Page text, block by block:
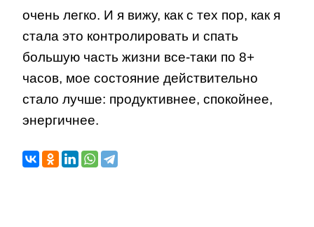
очень легко. И я вижу, как с тех пор, как я
стала это контролировать и спать
большую часть жизни все-таки по 8+
часов, мое состояние действительно
стало лучше: продуктивнее, спокойнее,
энергичнее.